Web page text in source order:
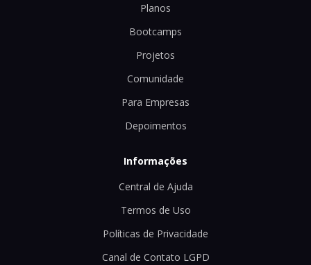
Planos
Bootcamps
Projetos
Comunidade
Para Empresas
Depoimentos
Informações
Central de Ajuda
Termos de Uso
Políticas de Privacidade
Canal de Contato LGPD